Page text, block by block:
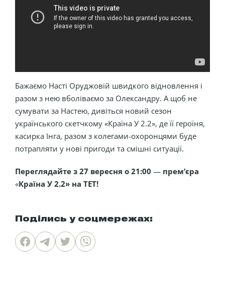
Бажаємо Насті Оруджовій швидкого відновлення і
разом з нею вболіваємо за Олександру. А щоб не
сумувати за Настею, дивіться новий сезон
українського скетчкому «Країна У 2.2», де її героїня,
касирка Інга, разом з колегами-охоронцями буде
потрапляти у нові пригоди та смішні ситуації.
Переглядайте з 27 вересня о 21:00 — прем’єра
«Країна У 2.2» на ТЕТ!
Поділись у соцмережах: